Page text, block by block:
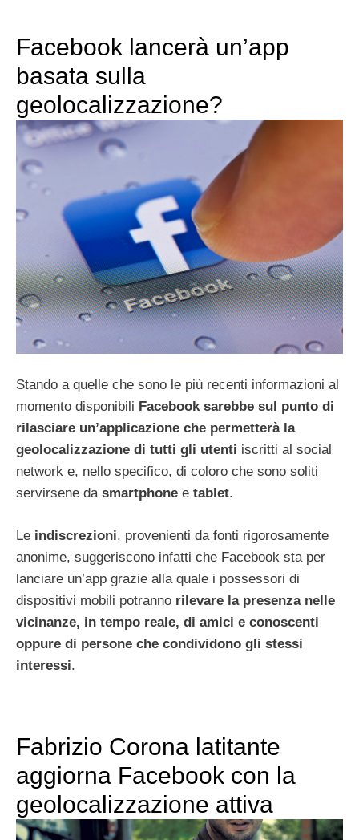
Facebook lancerà un’app
basata sulla
geolocalizzazione?
Stando a quelle che sono le più recenti informazioni al
momento disponibili Facebook sarebbe sul punto di
rilasciare un’applicazione che permetterà la
geolocalizzazione di tutti gli utenti iscritti al social
network e, nello specifico, di coloro che sono soliti
servirsene da smartphone e tablet.
Le indiscrezioni, provenienti da fonti rigorosamente
anonime, suggeriscono infatti che Facebook sta per
lanciare un’app grazie alla quale i possessori di
dispositivi mobili potranno rilevare la presenza nelle
vicinanze, in tempo reale, di amici e conoscenti
oppure di persone che condividono gli stessi
interessi.
Fabrizio Corona latitante
aggiorna Facebook con la
geolocalizzazione attiva